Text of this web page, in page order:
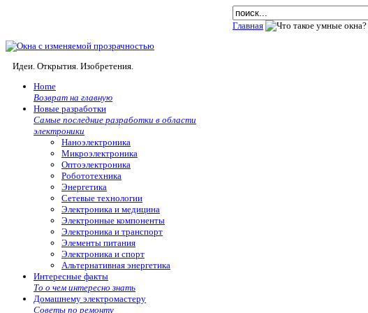
Главная
Идеи. Открытия. Изобретения.
Home
Возврат на главную
Новые разработки
Самые последние разработки в области
электроники
Наноэлектроника
Микроэлектроника
Оптоэлектроника
Робототехника
Энергетика
Сетевые технологии
Электроника и медицина
Электронные компоненты
Электроника и транспорт
Элементы питания
Электроника и спорт
Альтернативная энергетика
Интересные факты
То о чем интересно знать
Домашнему электромастеру
Советы по ремонту